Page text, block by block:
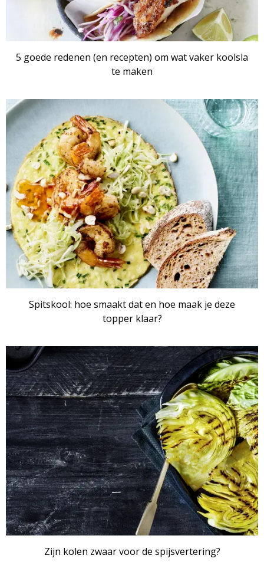
5 goede redenen (en recepten) om wat vaker koolsla
te maken
ARTIKEL
Spitskool: hoe smaakt dat en hoe maak je deze
topper klaar?
ARTIKEL
Zijn kolen zwaar voor de spijsvertering?